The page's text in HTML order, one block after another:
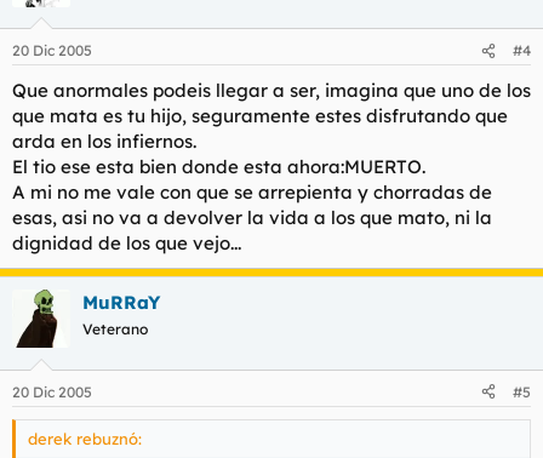
oír desde todos los lugares del mundo.
En especial desde Austria, tierra natal de Schwarzenegger,
la nacionalidad. Su ciudad natal, Graz, dio su nombre, en el año
1997, al estadio de fútbol en el que juega el equipo local de
primera división. Esa denominación puede retirarse si prospera
una propuesta que se debatirá en el mes de enero y cuya
presentación fue respaldada por la mayoría de los
representantes municipales.
La primera ejecución
Ya en febrero del año 2004, cuando Schwarzenegger firmó otra
ejecución, las autoridades locales de Graz tomaron en
consideración una medida similar. En ese momento se acordó
que, si su compatriota ratificaba otra pena de muerte, se
«desatornillaría el letrero» del campo de forma inmediata. Esa
ocasión ha llegado y habrá que ver si los munícipes cumplen la
promesa que formularon entonces. También desde El Vaticano
se ha condenado la ejecución del pandillero californiano. El
20 Dic 2005 #4
Que anormales podeis llegar a ser, imagina que uno de los
que mata es tu hijo, seguramente estes disfrutando que
arda en los infiernos.
El tio ese esta bien donde esta ahora:MUERTO.
A mi no me vale con que se arrepienta y chorradas de
esas, asi no va a devolver la vida a los que mato, ni la
dignidad de los que vejo...
MuRRaY
Veterano
20 Dic 2005 #5
derek rebuznó: